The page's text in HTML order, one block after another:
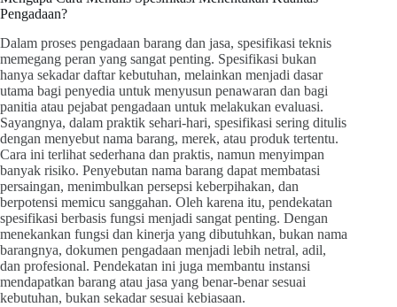
Pengadaan?
Dalam proses pengadaan barang dan jasa, spesifikasi teknis
memegang peran yang sangat penting. Spesifikasi bukan
hanya sekadar daftar kebutuhan, melainkan menjadi dasar
utama bagi penyedia untuk menyusun penawaran dan bagi
panitia atau pejabat pengadaan untuk melakukan evaluasi.
Sayangnya, dalam praktik sehari-hari, spesifikasi sering ditulis
dengan menyebut nama barang, merek, atau produk tertentu.
Cara ini terlihat sederhana dan praktis, namun menyimpan
banyak risiko. Penyebutan nama barang dapat membatasi
persaingan, menimbulkan persepsi keberpihakan, dan
berpotensi memicu sanggahan. Oleh karena itu, pendekatan
spesifikasi berbasis fungsi menjadi sangat penting. Dengan
menekankan fungsi dan kinerja yang dibutuhkan, bukan nama
barangnya, dokumen pengadaan menjadi lebih netral, adil,
dan profesional. Pendekatan ini juga membantu instansi
mendapatkan barang atau jasa yang benar-benar sesuai
kebutuhan, bukan sekadar sesuai kebiasaan.